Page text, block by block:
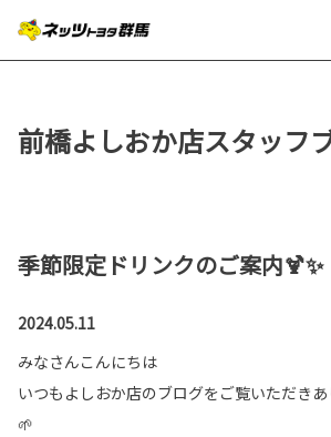
前橋よしおか店スタッフ
季節限定ドリンクのご案内🍹✨
2024.05.11
みなさんこんにちは
いつもよしおか店のブログをご覧いただき
🌱